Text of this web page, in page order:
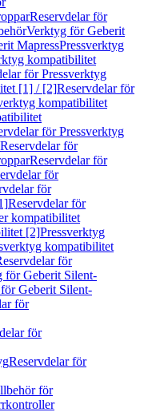
Reservdelar för
Verktyg för Geberit
MapressPressverktyg
kompatibilitet
för Pressverktyg
[1] / [2]Reservdelar för
kompatibilitet
för Pressverktyg
Reservdelar för
Reservdelar för
för
för
Reservdelar för
kompatibilitet
[2]Pressverktyg
kompatibilitet
för
för Geberit Silent-
Geberit Silent-
för
för
Reservdelar för
för